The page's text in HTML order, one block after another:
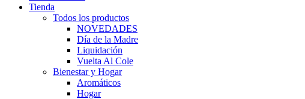
Tienda
Todos los productos
NOVEDADES
Día de la Madre
Liquidación
Vuelta Al Cole
Bienestar y Hogar
Aromáticos
Hogar